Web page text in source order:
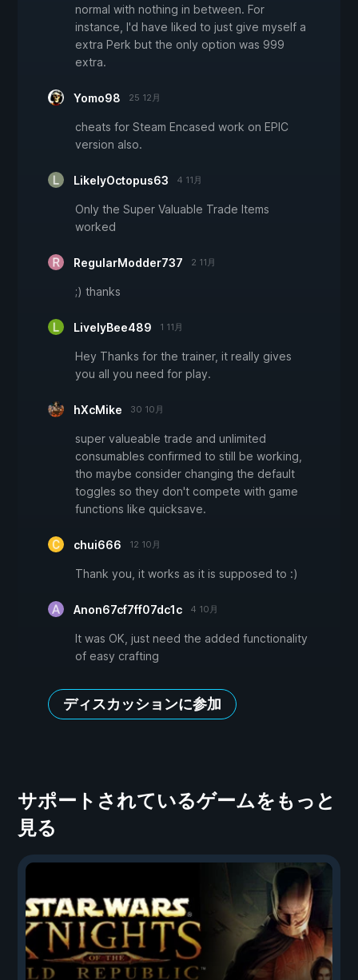
normal with nothing in between. For
instance, I'd have liked to just give myself a
extra Perk but the only option was 999
extra.
Yomo98 25 12月
cheats for Steam Encased work on EPIC
version also.
LikelyOctopus63 4 11月
Only the Super Valuable Trade Items
worked
RegularModder737 2 11月
;) thanks
LivelyBee489 1 11月
Hey Thanks for the trainer, it really gives
you all you need for play.
hXcMike 30 10月
super valueable trade and unlimited
consumables confirmed to still be working,
tho maybe consider changing the default
toggles so they don't compete with game
functions like quicksave.
chui666 12 10月
Thank you, it works as it is supposed to :)
Anon67cf7ff07dc1c 4 10月
It was OK, just need the added functionality
of easy crafting
ディスカッションに参加
サポートされているゲームをもっと
見る